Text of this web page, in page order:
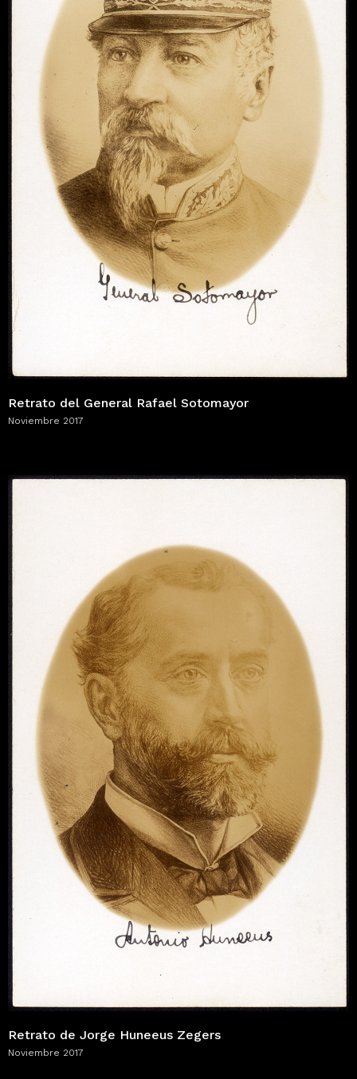
Retrato del General Rafael Sotomayor
Noviembre 2017
Retrato de Jorge Huneeus Zegers
Noviembre 2017